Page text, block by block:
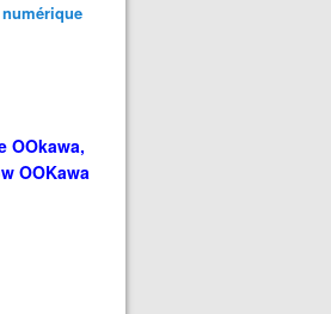
OOkawa,
OOKawa